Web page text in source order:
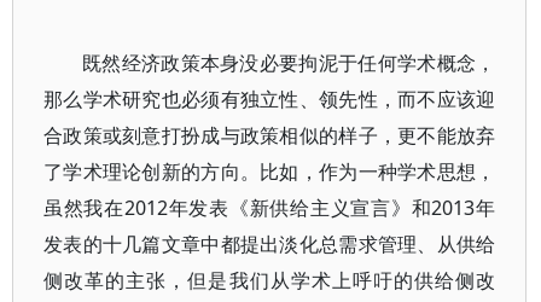
既然经济政策本身没必要拘泥于任何学术概念，
那么学术研究也必须有独立性、领先性，而不应该迎
合政策或刻意打扮成与政策相似的样子，更不能放弃
了学术理论创新的方向。比如，作为一种学术思想，
虽然我在2012年发表《新供给主义宣言》和2013年
发表的十几篇文章中都提出淡化总需求管理、从供给
侧改革的主张，但是我们从学术上呼吁的供给侧改